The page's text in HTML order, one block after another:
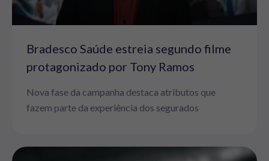
Bradesco Saúde estreia segundo filme
protagonizado por Tony Ramos
Nova fase da campanha destaca atributos que
fazem parte da experiência dos segurados